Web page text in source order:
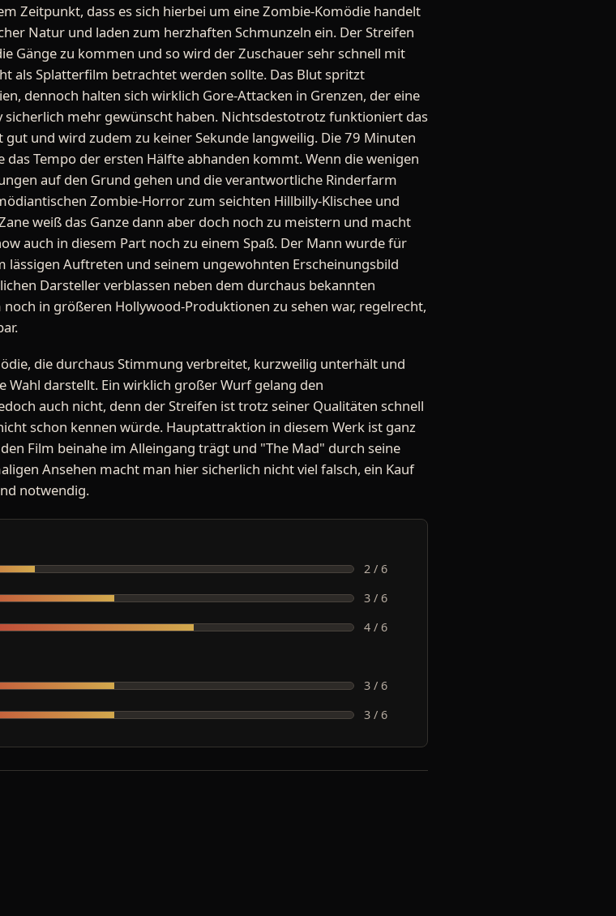
Zeitpunkt, dass es sich hierbei um eine Zombie-Komödie handelt
Natur und laden zum herzhaften Schmunzeln ein. Der Streifen
Gänge zu kommen und so wird der Zuschauer sehr schnell mit
als Splatterfilm betrachtet werden sollte. Das Blut spritzt
dennoch halten sich wirklich Gore-Attacken in Grenzen, der eine
mehr gewünscht haben. Nichtsdestotrotz funktioniert das
und wird zudem zu keiner Sekunde langweilig. Die 79 Minuten
das Tempo der ersten Hälfte abhanden kommt. Wenn die wenigen
auf den Grund gehen und die verantwortliche Rinderfarm
Zombie-Horror zum seichten Hillbilly-Klischee und
weiß das Ganze dann aber doch noch zu meistern und macht
auch in diesem Part noch zu einem Spaß. Der Mann wurde für
lässigen Auftreten und seinem ungewohnten Erscheinungsbild
Darsteller verblassen neben dem durchaus bekannten
in größeren Hollywood-Produktionen zu sehen war, regelrecht,
die durchaus Stimmung verbreitet, kurzweilig unterhält und
Wahl darstellt. Ein wirklich großer Wurf gelang den
auch nicht, denn der Streifen ist trotz seiner Qualitäten schnell
schon kennen würde. Hauptattraktion in diesem Werk ist ganz
Film beinahe im Alleingang trägt und "The Mad" durch seine
Ansehen macht man hier sicherlich nicht viel falsch, ein Kauf
notwendig.
2 / 6
3 / 6
4 / 6
3 / 6
3 / 6